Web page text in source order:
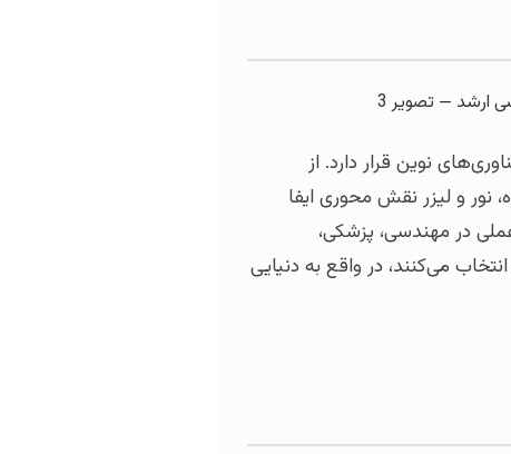
نوین قرار دارد. از
نور و لیزر نقش محوری ایفا
در مهندسی، پزشکی،
می‌کنند، در واقع به دنیایی